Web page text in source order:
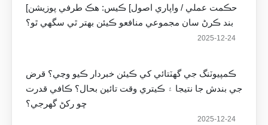
[حڪمت عملي / واپاري اصول] ڪيس: هڪ طرفي پوزيشن
بند ڪرڻ سان مجموعي منافعو ڪيئن بهتر ٿي سگهي ٿو؟
2025-12-24
ڪمپيوٽنگ جي گهٽتائي کي ڪيئن خبردار ڪيو وڃي؟ قرض
جي بندش جا نتيجا ۽ ڪيتري وقت تائين بحال؟ ڪافي قدرت
ڇو رکڻ گهرجي؟
2025-12-24